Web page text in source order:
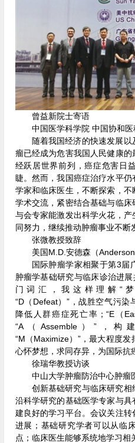
曾益新院士寄语
中国医学科学院 中国协和医
随着我国经济的快速发展
瘤已经成为危害我国人民健康
经跃居世界前列，癌症危害日
睫。然而，我国癌症治疗水平
学家和临床医生，不断探索，
学术交流，紧密结合基础与临床
与会专家能激发出科学火花，
同努力，继续推动肿瘤事业不断
张微教授致辞
美国M.D.安德森（
国际肿瘤学家相聚于第3届
肿瘤学基础研究与临床诊治进
门词汇，我这样理解“梦
“D（Defeat）”，战胜空气污染
降低人群癌症死亡率；“E（
“A（Assemble）”，
“M（Maximize）”，最大程度
心怀梦想，求同存异，为国际抗
徐瑞华教授访谈
中山大学肿瘤防治中心肿瘤
创新基础研究与临床研究
沿科学研究的基础医学专家与
建良好的学习平台。会议关注
进展；基础研究学者可以从临
点；临床医生能够系统地学习相